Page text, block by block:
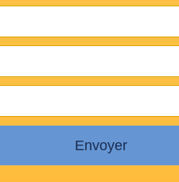
Envoyer